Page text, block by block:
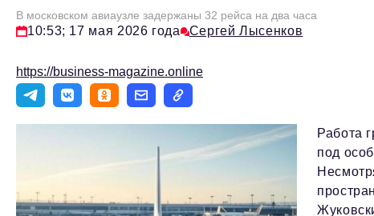
В московском авиаузле задержаны 32 рейса на два часа
10:53; 17 мая 2026 года Сергей Лысенков
https://business-magazine.online
Работа
под